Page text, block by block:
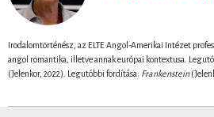
Irodalomtörténész, az ELTE Angol-Amerikai Intézet
angol romantika, illetve annak európai kontextusa.
(Jelenkor, 2022). Legutóbbi fordítása: Frankenstein